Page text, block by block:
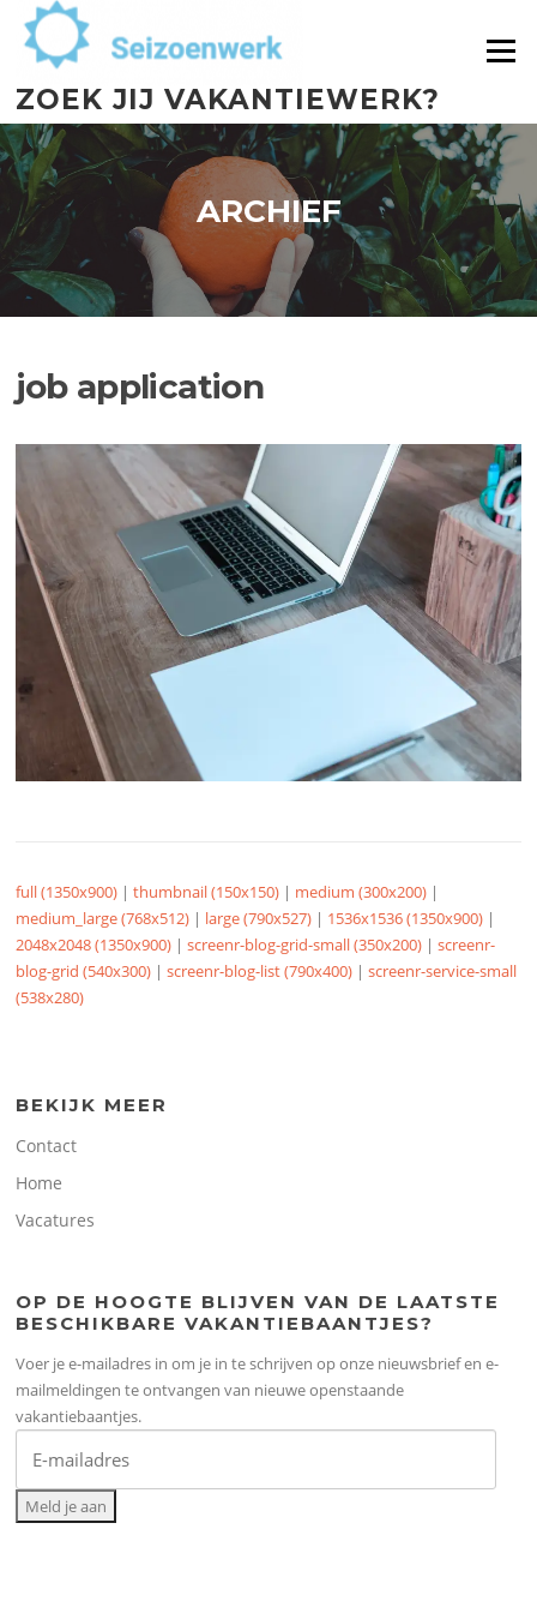
ZOEK JIJ VAKANTIEWERK?
Menu
ARCHIEF
job application
full (1350x900) |thumbnail (150x150) | medium (300x200) |
medium_large (768x512) | large (790x527) | 1536x1536 (1350x900) |
2048x2048 (1350x900) |screenr-blog-grid-small (350x200) |screenr-
blog-grid (540x300) |screenr-blog-list (790x400) |screenr-service-small
(538x280)
BEKIJK MEER
Contact
Home
Vacatures
OP DE HOOGTE BLIJVEN VAN DE LAATSTE
BESCHIKBARE VAKANTIEBAANTJES?
Voer je e-mailadres in om je in te schrijven op onze nieuwsbrief en e-
mailmeldingen te ontvangen van nieuwe openstaande
vakantiebaantjes.
Meld je aan